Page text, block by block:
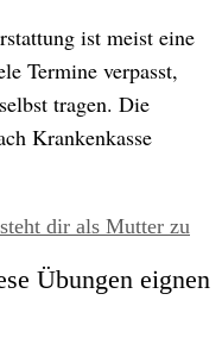
ist meist eine
Termine verpasst,
tragen. Die
Krankenkasse
dir als Mutter zu
Übungen eignen